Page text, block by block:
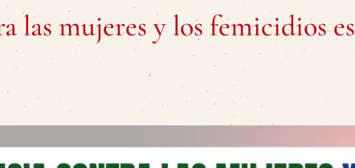
las mujeres y los femicidios es